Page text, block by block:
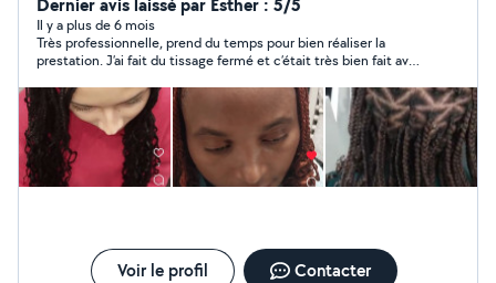
Il y a plus de 6 mois
Très professionnelle, prend du temps pour bien réaliser la
prestation. J’ai fait du tissage fermé et c’était très bien fait avec
fortement.
Voir le profil Contacter